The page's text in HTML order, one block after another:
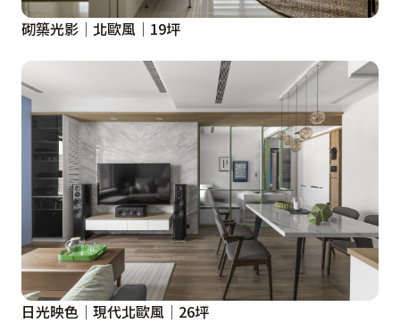
砌築光影│北歐風│19坪
日光映色│現代北歐風│26坪